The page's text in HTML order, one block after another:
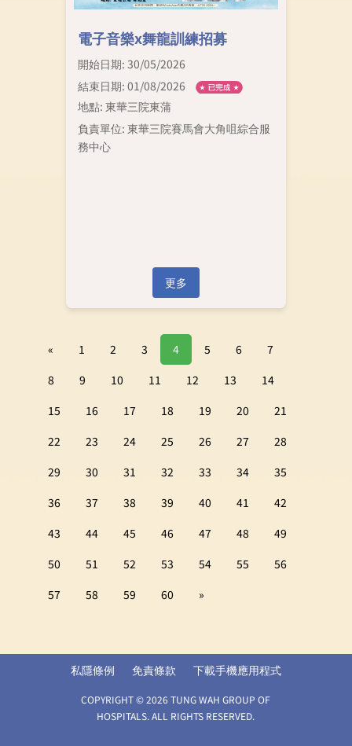
電子音樂x舞龍訓練招募
開始日期: 30/05/2026
結束日期: 01/08/2026
地點: 東華三院東蒲
負責單位: 東華三院賽馬會大角咀綜合服
務中心
更多
« 1 2 3 4 5 6
7
8
9 10 11 12 13
14
15
16 17 18 19 20
21
22
23 24 25 26 27
28
29
30 31 32 33 34
35
36
37 38 39 40 41
42
43
44 45 46 47 48
49
50
51 52 53 54 55
56
57
58 59 60 »
私隱條例 免責條款 下載手機應用程式
COPYRIGHT © 2026 TUNG WAH GROUP OF
HOSPITALS. ALL RIGHTS RESERVED.